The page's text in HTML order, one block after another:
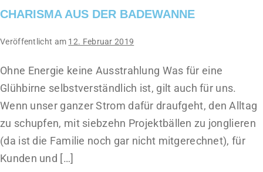
CHARISMA AUS DER BADEWANNE
Veröffentlicht am 12. Februar 2019
Ohne Energie keine Ausstrahlung Was für eine
Glühbirne selbstverständlich ist, gilt auch für uns.
Wenn unser ganzer Strom dafür draufgeht, den Alltag
zu schupfen, mit siebzehn Projektbällen zu jonglieren
(da ist die Familie noch gar nicht mitgerechnet), für
Kunden und […]